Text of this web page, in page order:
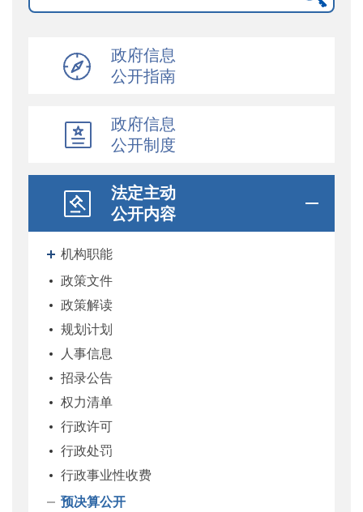
政府信息
公开指南
政府信息
公开制度
法定主动
公开内容
机构职能
政策文件
政策解读
规划计划
人事信息
招录公告
权力清单
行政许可
行政处罚
行政事业性收费
预决算公开